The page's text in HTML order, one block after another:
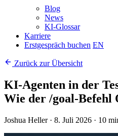
Blog
News
KI-Glossar
Karriere
Erstgespräch buchen EN
Zurück zur Übersicht
KI-Agenten in der
Wie der /goal-Befehl
Joshua Heller · 8. Juli 2026 · 10